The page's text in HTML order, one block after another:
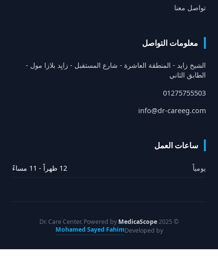
تواصل معنا
معلومات التواصل
الشيخ زايد - المنطقة العاشرة - شارع المستقبل - زايِد بلازا مول -
الطابق الثاني
01275755503
info@dr-careeg.com
ساعات العمل
يومياً 12 ظهراً - 11 مساءً
© 2025 Dr. Care Center. Powered by
MedicaScope
Developed by
Mohamed Sayed Fahim